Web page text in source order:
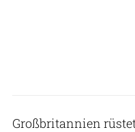
Großbritannien